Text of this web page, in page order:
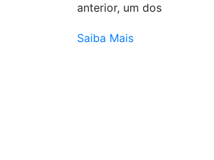
anterior, um dos
Saiba Mais